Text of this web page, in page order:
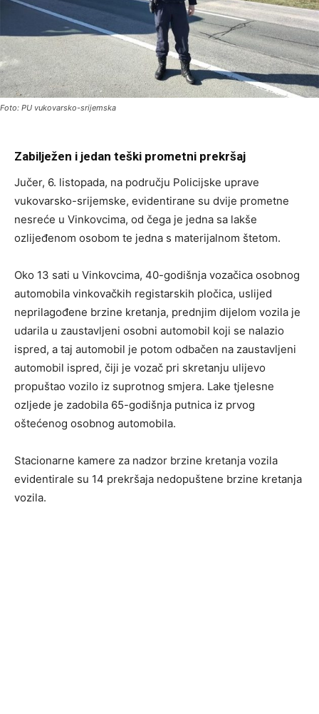
Foto: PU vukovarsko-srijemska
Zabilježen i jedan teški prometni prekršaj
Jučer, 6. listopada, na području Policijske uprave
vukovarsko-srijemske, evidentirane su dvije prometne
nesreće u Vinkovcima, od čega je jedna sa lakše
ozlijeđenom osobom te jedna s materijalnom štetom.
Oko 13 sati u Vinkovcima, 40-godišnja vozačica osobnog
automobila vinkovačkih registarskih pločica, uslijed
neprilagođene brzine kretanja, prednjim dijelom vozila je
udarila u zaustavljeni osobni automobil koji se nalazio
ispred, a taj automobil je potom odbačen na zaustavljeni
automobil ispred, čiji je vozač pri skretanju ulijevo
propuštao vozilo iz suprotnog smjera. Lake tjelesne
ozljede je zadobila 65-godišnja putnica iz prvog
oštećenog osobnog automobila.
Stacionarne kamere za nadzor brzine kretanja vozila
evidentirale su 14 prekršaja nedopuštene brzine kretanja
vozila.